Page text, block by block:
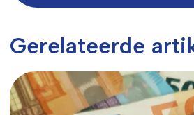
Gerelateerde